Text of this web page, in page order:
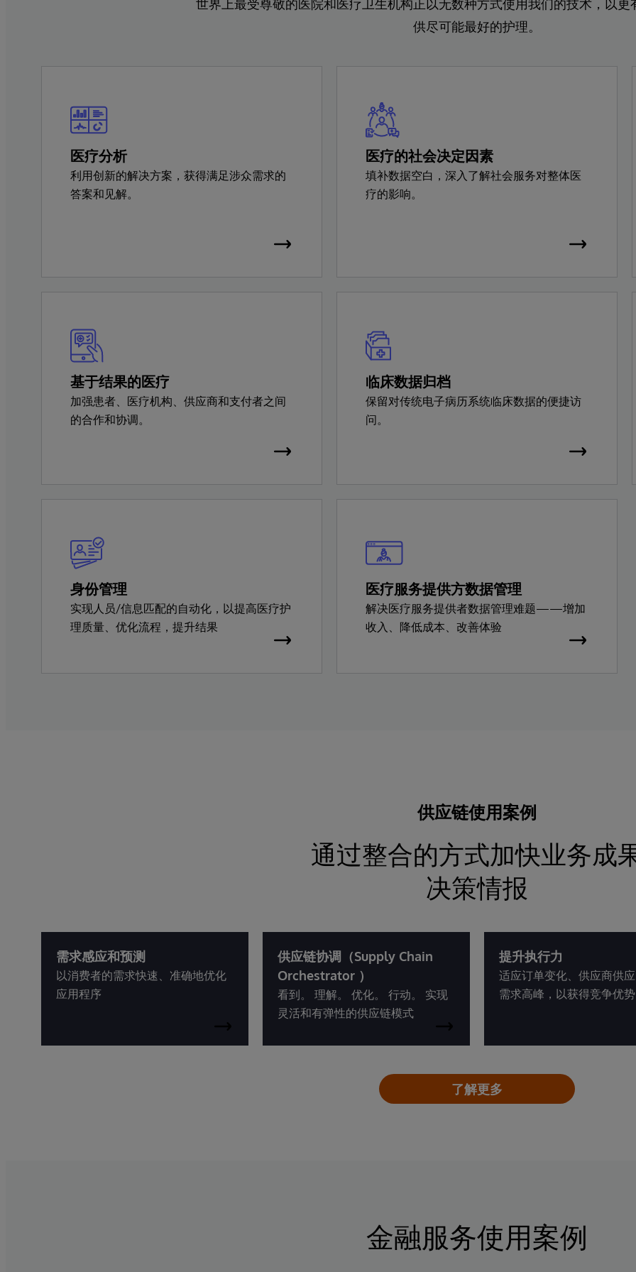
世界上最受尊敬的医院和医疗卫生机构正以无数种方式使用我们的技术，以更
供尽可能最好的护理。
医疗分析
利用创新的解决方案，获得满足涉众需求的
答案和见解。
医疗的社会决定因素
填补数据空白，深入了解社会服务对整体医
疗的影响。
基于结果的医疗
加强患者、医疗机构、供应商和支付者之间
的合作和协调。
临床数据归档
保留对传统电子病历系统临床数据的便捷访
问。
身份管理
实现人员/信息匹配的自动化，以提高医疗护
理质量、优化流程，提升结果
医疗服务提供方数据管理
解决医疗服务提供者数据管理难题——增加
收入、降低成本、改善体验
供应链使用案例
通过整合的方式加快业务成
决策情报
需求感应和预测
以消费者的需求快速、准确地优化
应用程序
供应链协调（Supply Chain
Orchestrator ）
看到。 理解。 优化。 行动。 实现
灵活和有弹性的供应链模式
提升执行力
适应订单变化、供应商供
需求高峰，以获得竞争优势
了解更多
金融服务使用案例